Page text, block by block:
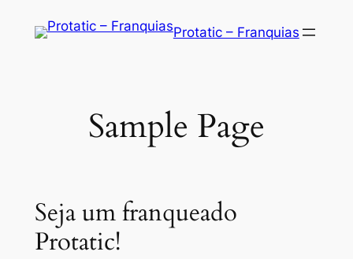
Protatic – Franquias
Sample Page
Seja um franqueado
Protatic!